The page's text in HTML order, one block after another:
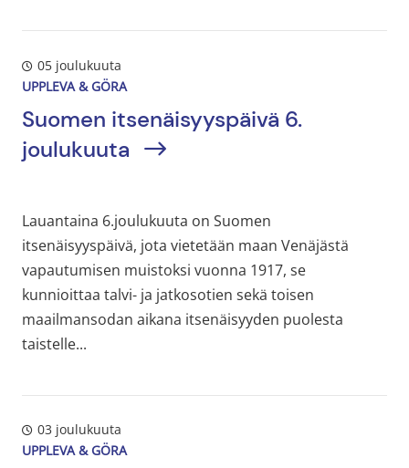
05 joulukuuta
UPPLEVA & GÖRA
Suomen itsenäisyyspäivä 6.
joulukuuta
Lauantaina 6.joulukuuta on Suomen
itsenäisyyspäivä, jota vietetään maan Venäjästä
vapautumisen muistoksi vuonna 1917, se
kunnioittaa talvi- ja jatkosotien sekä toisen
maailmansodan aikana itsenäisyyden puolesta
taistelle...
03 joulukuuta
UPPLEVA & GÖRA